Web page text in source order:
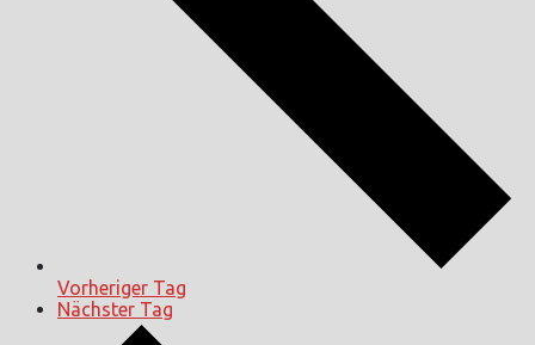
Vorheriger Tag
Nächster Tag